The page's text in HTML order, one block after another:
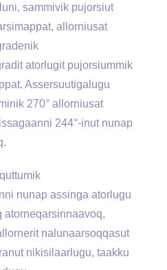
sammivik pujorsiut
allorniusat
atorlugit pujorsiummik
Assersuutigalugu
270° allorniusat
244°-inut nunap
nunap assinga atorlugu
atorneqarsinnaavoq,
nalunaarsoqqasut
nikisilaarlugu, taakku